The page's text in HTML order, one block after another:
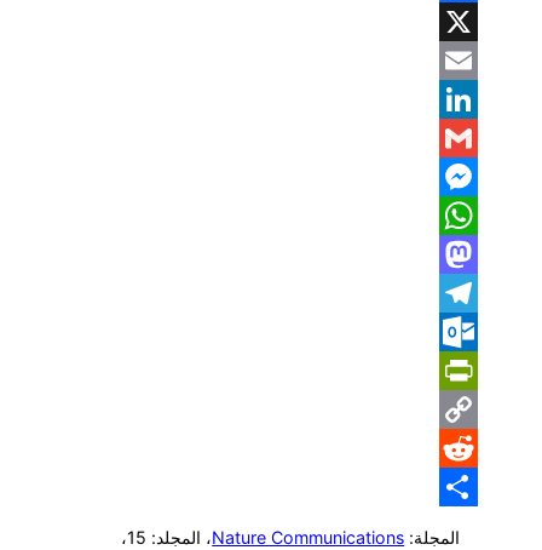
Facebook
X
Email
LinkedIn
Gmail
Messenger
WhatsApp
Mastodon
Telegram
Outlook.com
PrintFriendly
Copy
Link
Reddit
المجلة: Nature Communications، المجلد: 15
،